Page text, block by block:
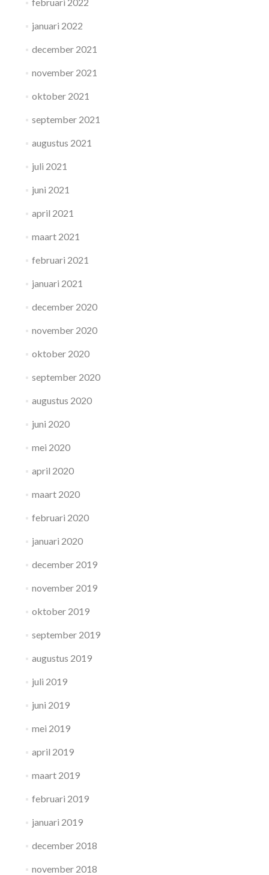
januari 2022
december 2021
november 2021
oktober 2021
september 2021
augustus 2021
juli 2021
juni 2021
april 2021
maart 2021
februari 2021
januari 2021
december 2020
november 2020
oktober 2020
september 2020
augustus 2020
juni 2020
mei 2020
april 2020
maart 2020
februari 2020
januari 2020
december 2019
november 2019
oktober 2019
september 2019
augustus 2019
juli 2019
juni 2019
mei 2019
april 2019
maart 2019
februari 2019
januari 2019
december 2018
november 2018